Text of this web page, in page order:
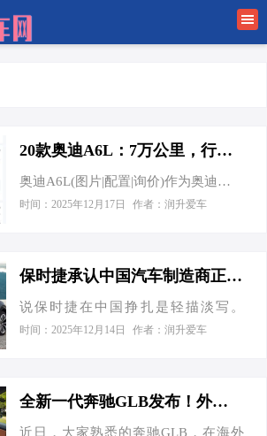
20款奥迪A6L：7万公里，行政座驾，省下大几万！
奥迪A6L(图片|配置|询价)作为奥迪品牌
下的经典之作，自1988年引入中国市
BBA之一，奥迪A6L在国内有着不错的
销量，马路上可见度很高，想买一辆
还担心踩坑的话，这辆奥迪A6L 2019
款 45 TFSI 臻选动感型可以考虑一下。
车分4.12 懂车实测空间·性能等 车友圈
时间：2025年12月17日 作者：润升爱车
保时捷承认中国汽车制造商正以“令人惊叹”的速度进行创新
说保时捷在中国挣扎是轻描淡写。
2024年销量下降了28%，仅为56,887
森有一个名为“重新赢得中国”的计划，
尽管它承认恢复到之前的销售量是不
时间：2025年12月14日 作者：润升爱车
全新一代奔驰GLB发布！外挂造型更大气，搭载悬浮式三联屏
近日，大家熟悉的奔驰GLB，在海外